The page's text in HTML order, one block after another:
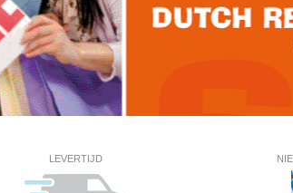
LEVERTIJD